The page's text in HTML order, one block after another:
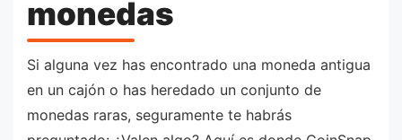
monedas
Si alguna vez has encontrado una moneda antigua
en un cajón o has heredado un conjunto de
monedas raras, seguramente te habrás